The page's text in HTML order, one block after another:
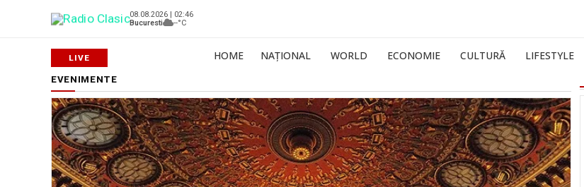
08.08.2026 | 02:46
Bucuresti
--°C
HOME NAȚIONAL WORLD ECONOMIE CULTURĂ LIFESTYLE
EVENIMENTE